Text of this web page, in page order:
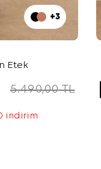
+3
Etek
5.490,00TL
indirim